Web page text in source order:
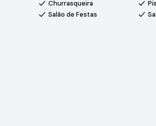
Churrasqueira
Salão de Festas